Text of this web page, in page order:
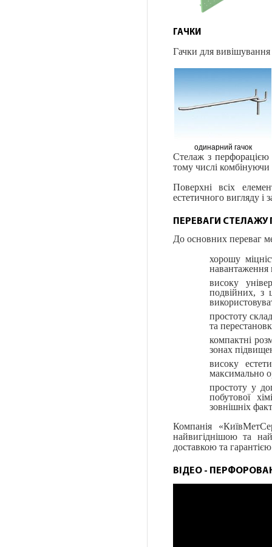
ГАЧКИ
Гачки для
одинарний гачок
Стелаж з перфорацією
тому числі комбінуючи
Поверхні всіх
естетичного вигляду
ПЕРЕВАГИ
До основних переваг
хорошу
навантаження
високу
подвійних, з
простоту
та
компактні
зонах
високу
максимально
простоту у
побутової
зовнішніх
Компанія
найвигіднішою та
доставкою та
ВІДЕО -